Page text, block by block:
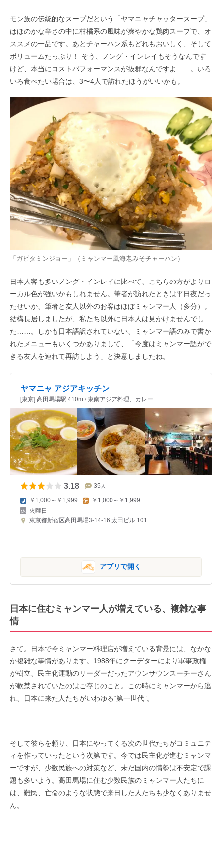
モン族の伝統的なスープだという「ヤマニャチャッタースープ」
はほのかな辛さの中に柑橘系の風味が爽やかな鶏肉スープで、オ
ススメの一品です。あとチャーハン系もどれもおいしく、そして
ボリュームたっぷり！ そう、ノング・インレイもそうなんです
けど、本当にコストパフォーマンスが抜群なんですよ……。いろ
いろ食べたい場合は、3〜4人で訪れたほうがいいかも。
「ガピタミンジョー」（ミャンマー風海老みそチャーハン）
日本人客も多いノング・インレイに比べて、こちらの方がよりロ
ーカル色が強いかもしれません。筆者が訪れたときは平日夜だっ
たせいか、筆者と友人以外のお客はほぼミャンマー人（多分）。
結構長居しましたが、私たち以外に日本人は見かけませんでし
た……。しかも日本語訳されていない、ミャンマー語のみで書か
れたメニューもいくつかありまして、「今度はミャンマー語がで
きる友人を連れて再訪しよう」と決意しましたね。
ヤマニャ アジアキッチン
[東京] 高田馬場駅 410m / 東南アジア料理、カレー
3.18 35 人
￥1,000～￥1,999 ￥1,000～￥1,999
火曜日
東京都新宿区高田馬場3-14-16 太田ビル 101
アプリで開く
日本に住むミャンマー人が増えている、複雑な事
情
さて。日本で今ミャンマー料理店が増えている背景には、なかな
か複雑な事情があります。1988年にクーデターにより軍事政権
が樹立、民主化運動のリーダーだったアウンサウンスーチーさん
が軟禁されていたのはご存じのこと。この時にミャンマーから逃
れ、日本に来た人たちがいわゆる“第一世代”。
そして彼らを頼り、日本にやってくる次の世代たちがコミュニテ
ィを作っていったという次第です。今では民主化が進むミャンマ
ーですが、少数民族への対策など、未だ国内の情勢は不安定で課
題も多いよう。高田馬場に住む少数民族のミャンマー人たちに
は、難民、亡命のような状態で来日した人たちも少なくありませ
ん。